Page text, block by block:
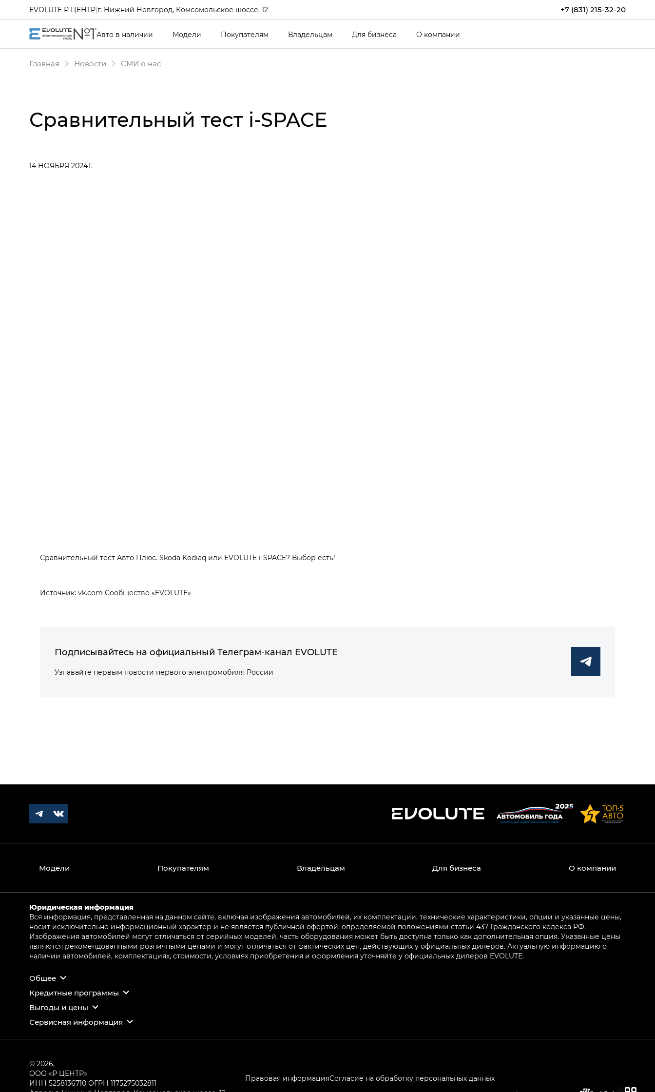
+7 (831) 215-32-20
EVOLUTE Р ЦЕНТР|г. Нижний Новгород, Комсомольское шоссе, 12
Авто в наличии Модели Покупателям Владельцам Для бизнеса О компании
Главная Новости СМИ о нас
Сравнительный тест i‑SPACE
14 НОЯБРЯ 2024 Г.
Сравнительный тест Авто Плюс. Skoda Kodiaq или EVOLUTE i‑SPACE? Выбор есть!
Источник: vk.com Сообщество «EVOLUTE»
Подписывайтесь на официальный Телеграм-канал EVOLUTE
Узнавайте первым новости первого электромобиля России
Модели Покупателям Владельцам Для бизнеса О компании
Юридическая информация
Вся информация, представленная на данном сайте, включая изображения автомобилей, их комплектации, технические характеристики, опции и указанные цены,
носит исключительно информационный характер и не является публичной офертой, определяемой положениями статьи 437 Гражданского кодекса РФ.
Изображения автомобилей могут отличаться от серийных моделей, часть оборудования может быть доступна только как дополнительная опция. Указанные цены
являются рекомендованными розничными ценами и могут отличаться от фактических цен, действующих у официальных дилеров. Актуальную информацию о
наличии автомобилей, комплектациях, стоимости, условиях приобретения и оформления уточняйте у официальных дилеров EVOLUTE.
Общее
Кредитные программы
Выгоды и цены
Сервисная информация
© 2026,
ООО «Р ЦЕНТР»
ИНН 5258136710 ОГРН 1175275032811
Правовая информацияСогласие на обработку персональных данных